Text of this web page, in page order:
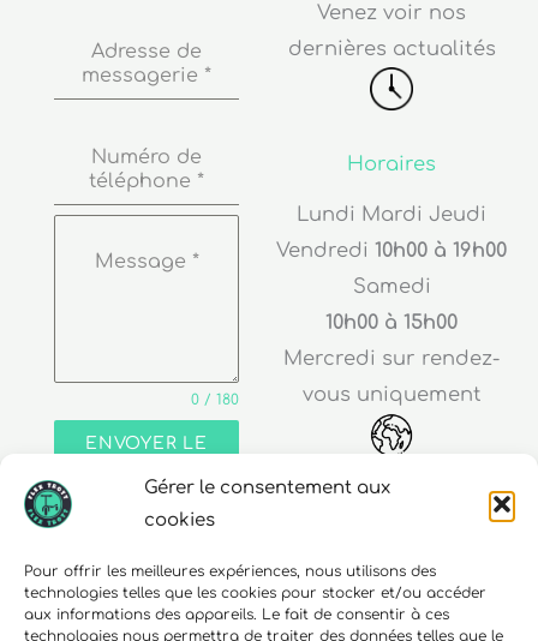
Gérer le consentement aux
cookies
Pour offrir les meilleures expériences, nous utilisons des
technologies telles que les cookies pour stocker et/ou accéder
aux informations des appareils. Le fait de consentir à ces
technologies nous permettra de traiter des données telles que le
Adresse de
messagerie *
Numéro de
téléphone *
Message *
0 / 180
ENVOYER LE
Venez voir nos
dernières actualités
Horaires
Lundi Mardi Jeudi
Vendredi 10h00 à 19h00
Samedi
10h00 à 15h00
Mercredi sur rendez-
vous uniquement
30 rue Edouard Richard
68000 Colmar